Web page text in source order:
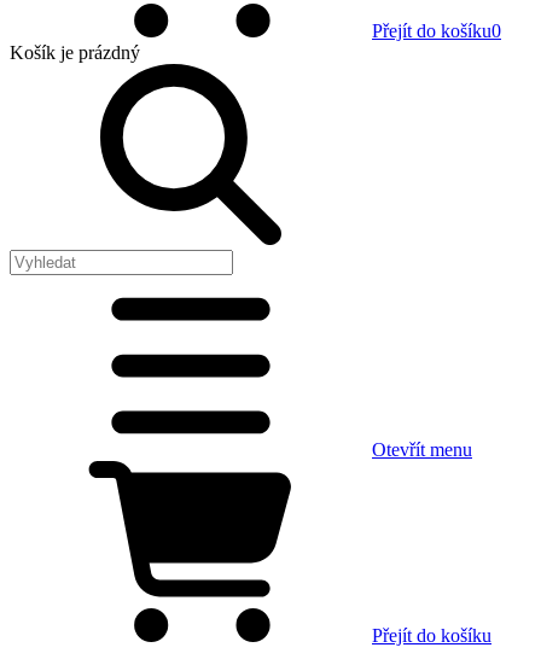
Přejít do košíku0
Košík je prázdný
Otevřít menu
Přejít do košíku